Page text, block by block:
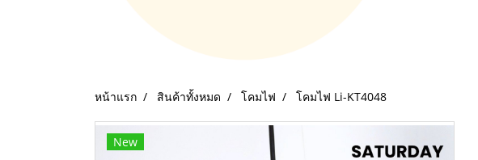
หน้าแรก สินค้าทั้งหมด โคมไฟ โคมไฟ Li-KT4048
New